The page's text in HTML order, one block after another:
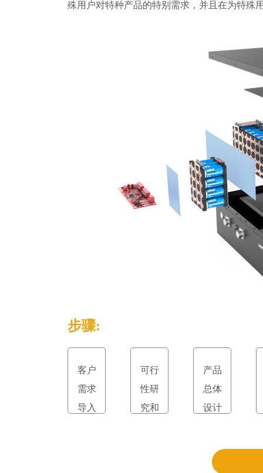
殊用户对特种产品的特别需求，并且在为特殊
步骤:
客户
需求
导入
可行
性研
究和
产品
总体
设计